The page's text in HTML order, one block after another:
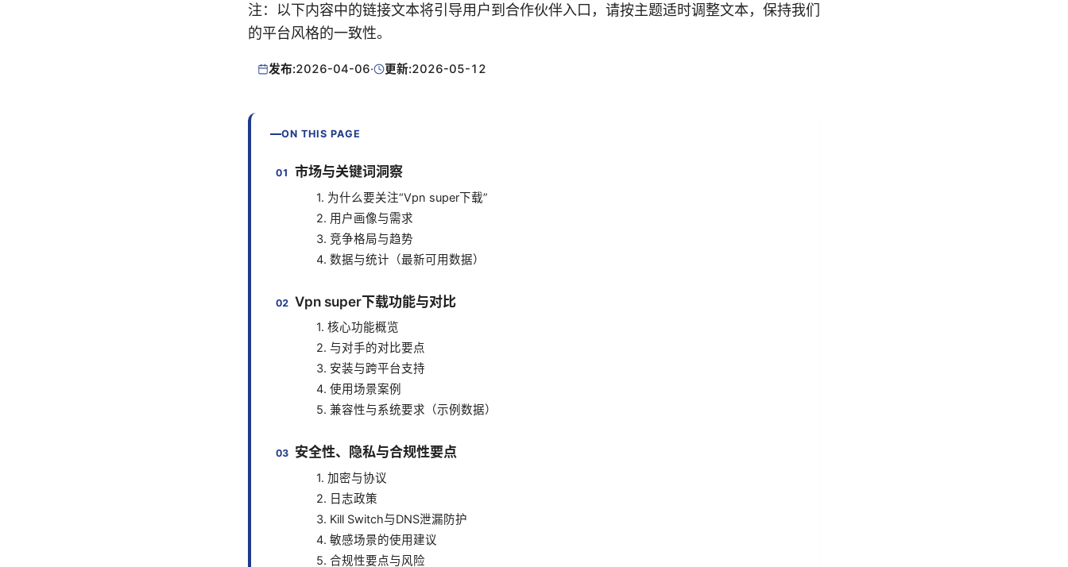
注：以下内容中的链接文本将引导用户到合作伙伴入口，请按主题适时调整文本，保持我们
的平台风格的一致性。
发布:2026-04-06· 更新:2026-05-12
ON THIS PAGE
市场与关键词洞察
1. 为什么要关注“Vpn super下载”
2. 用户画像与需求
3. 竞争格局与趋势
4. 数据与统计（最新可用数据）
Vpn super下载功能与对比
1. 核心功能概览
2. 与对手的对比要点
3. 安装与跨平台支持
4. 使用场景案例
5. 兼容性与系统要求（示例数据）
安全性、隐私与合规性要点
1. 加密与协议
2. 日志政策
3. Kill Switch与DNS泄漏防护
4. 敏感场景的使用建议
5. 合规性要点与风险